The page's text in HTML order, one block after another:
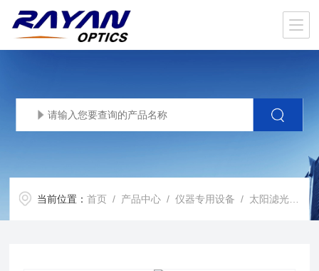
当前位置：首页 / 产品中心 /仪器专用设备 / 太阳滤光片 /